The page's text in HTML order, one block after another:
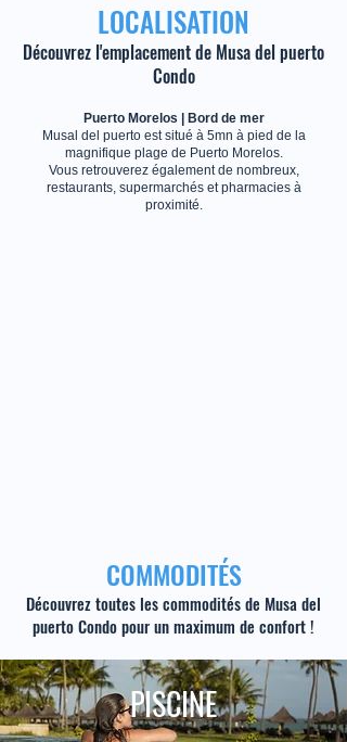
LOCALISATION
Découvrez l'emplacement de Musa del puerto
Condo
Puerto Morelos | Bord de mer
Musal del puerto est situé à 5mn à pied de la
magnifique plage de Puerto Morelos.
Vous retrouverez également de nombreux,
restaurants, supermarchés et pharmacies à
proximité.
COMMODITÉS
Découvrez toutes les commodités de Musa del
puerto Condo pour un maximum de confort !
PISCINE